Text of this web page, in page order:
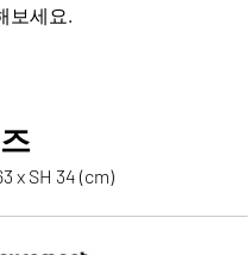
보세요.
x SH 34 (cm)